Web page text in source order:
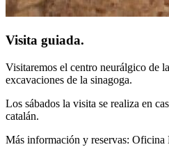
Visita guiada.
Visitaremos el centro neurálgico de
excavaciones de la sinagoga.
Los sábados la visita se realiza en
catalán.
Más información y reservas: